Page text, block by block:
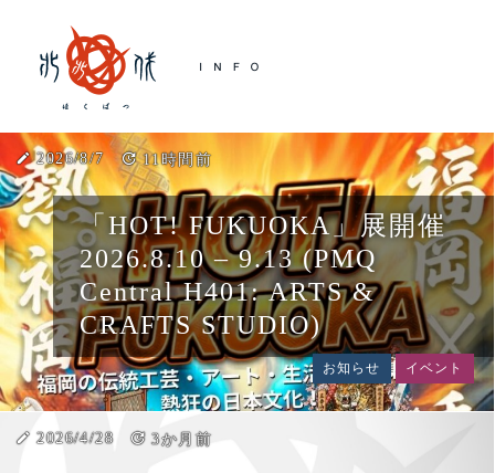
「HOT! FUKUOKA」展開催
2026.8.10 – 9.13 (PMQ
Central H401: ARTS &
CRAFTS STUDIO)
お知らせ イベント
create 2026/8/7 update 11時間前
create 2026/4/28 update 3か月前